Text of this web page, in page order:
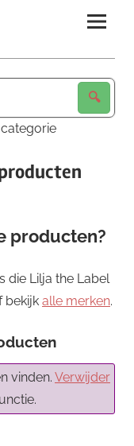
producten?
die Lilja the Label
bekijk alle merken.
vinden. Verwijder